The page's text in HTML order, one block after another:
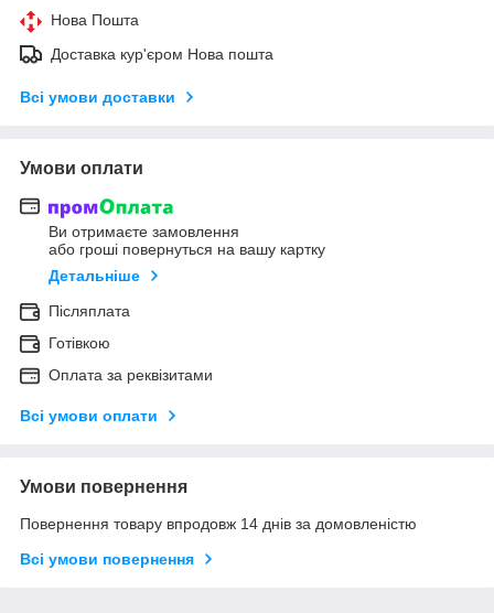
Нова Пошта
Доставка кур'єром Нова пошта
Всі умови доставки
Умови оплати
Ви отримаєте замовлення
або гроші повернуться на вашу картку
Детальніше
Післяплата
Готівкою
Оплата за реквізитами
Всі умови оплати
Умови повернення
Повернення товару впродовж 14 днів за домовленістю
Всі умови повернення